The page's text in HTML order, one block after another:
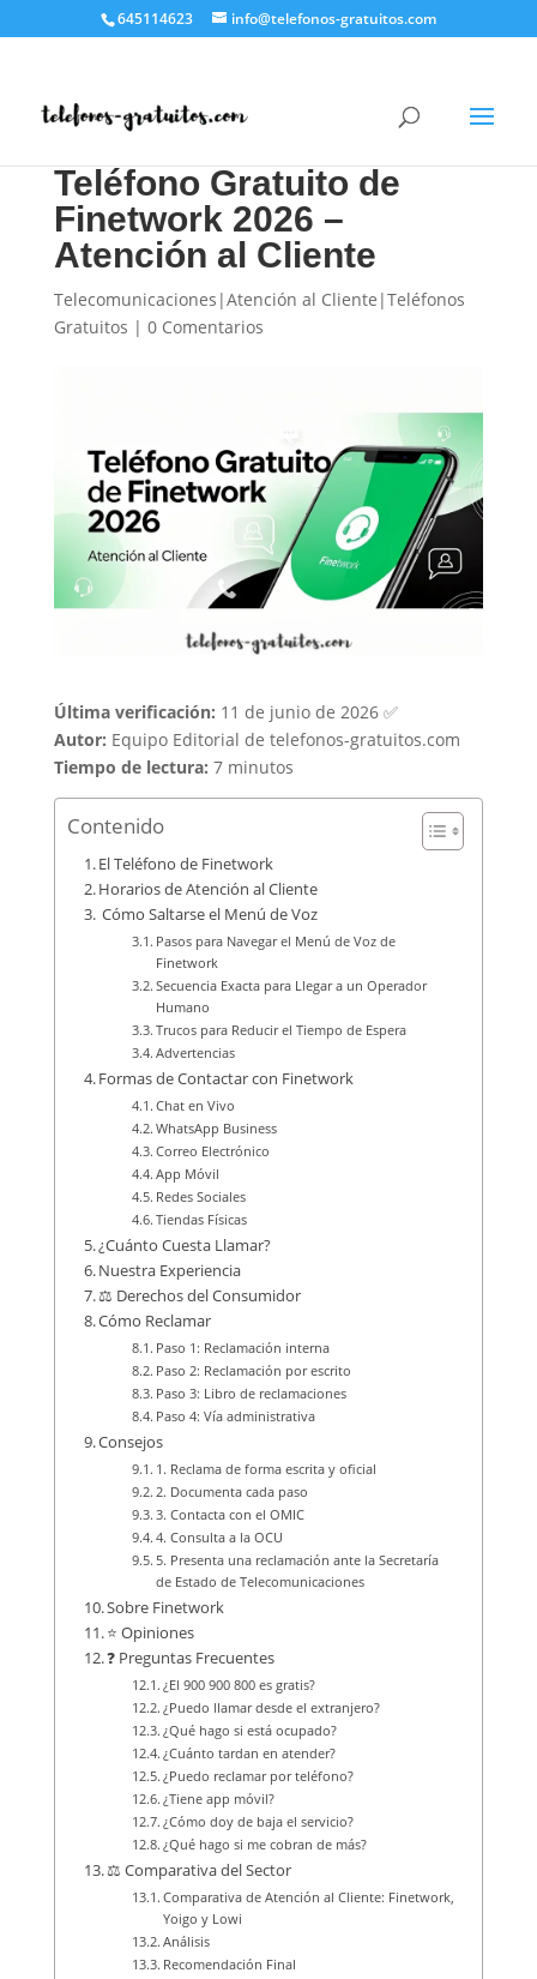
645114623 info@telefonos-gratuitos.com
Teléfono Gratuito de
Finetwork 2026 –
Atención al Cliente
Telecomunicaciones|Atención al Cliente|Teléfonos
Gratuitos | 0 Comentarios
Última verificación: 11 de junio de 2026 ✅
Autor: Equipo Editorial de telefonos-gratuitos.com
Tiempo de lectura: 7 minutos
Contenido
El Teléfono de Finetwork
Horarios de Atención al Cliente
️ Cómo Saltarse el Menú de Voz
Pasos para Navegar el Menú de Voz de
Finetwork
Secuencia Exacta para Llegar a un Operador
Humano
Trucos para Reducir el Tiempo de Espera
Advertencias
Formas de Contactar con Finetwork
Chat en Vivo
WhatsApp Business
Correo Electrónico
App Móvil
Redes Sociales
Tiendas Físicas
¿Cuánto Cuesta Llamar?
Nuestra Experiencia
⚖️ Derechos del Consumidor
Cómo Reclamar
Paso 1: Reclamación interna
Paso 2: Reclamación por escrito
Paso 3: Libro de reclamaciones
Paso 4: Vía administrativa
Consejos
1. Reclama de forma escrita y oficial
2. Documenta cada paso
3. Contacta con el OMIC
4. Consulta a la OCU
5. Presenta una reclamación ante la Secretaría
de Estado de Telecomunicaciones
Sobre Finetwork
⭐ Opiniones
❓ Preguntas Frecuentes
¿El 900 900 800 es gratis?
¿Puedo llamar desde el extranjero?
¿Qué hago si está ocupado?
¿Cuánto tardan en atender?
¿Puedo reclamar por teléfono?
¿Tiene app móvil?
¿Cómo doy de baja el servicio?
¿Qué hago si me cobran de más?
⚖️ Comparativa del Sector
Comparativa de Atención al Cliente: Finetwork,
Yoigo y Lowi
Análisis
Recomendación Final